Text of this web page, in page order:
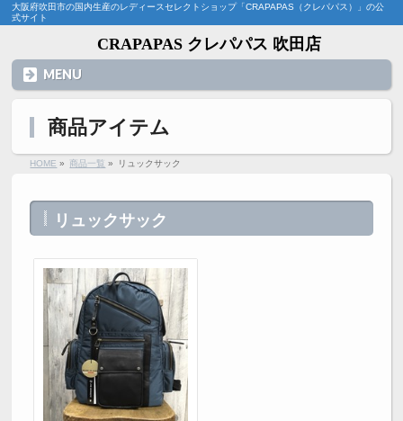
大阪府吹田市の国内生産のレディースセレクトショップ「CRAPAPAS（クレパパス）」の公
式サイト
CRAPAPAS クレパパス 吹田店
MENU
商品アイテム
HOME » 商品一覧 » リュックサック
リュックサック